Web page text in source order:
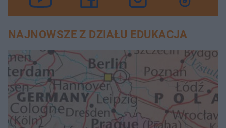
NAJNOWSZE Z DZIAŁU EDUKACJA